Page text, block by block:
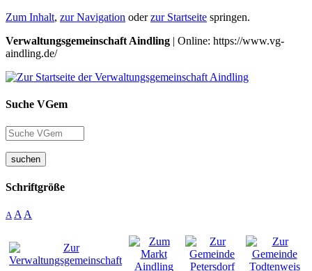
Zum Inhalt, zur Navigation oderzur Startseite springen.
Verwaltungsgemeinschaft Aindling | Online: https://www.vg-
aindling.de/
Suche VGem
suchen
Schriftgröße
A A A